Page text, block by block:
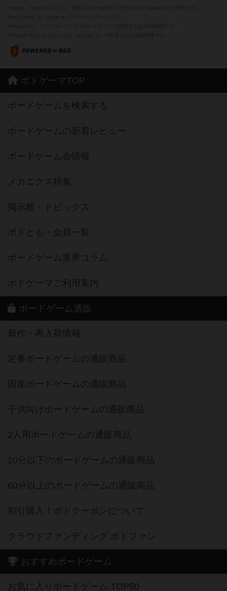
ボドゲーマTOP
ボードゲームを検索する
ボードゲームの新着レビュー
ボードゲーム会情報
メカニクス特集
掲示板・トピックス
ボドとも・会員一覧
ボードゲーム業界コラム
ボドゲーマご利用案内
ボードゲーム通販
新作・再入荷情報
定番ボードゲームの通販商品
国産ボードゲームの通販商品
子供向けボードゲームの通販商品
2人用ボードゲームの通販商品
20分以下のボードゲームの通販商品
60分以上のボードゲームの通販商品
割引購入！ボドクーポンについて
クラウドファンディング ボドファン
おすすめボードゲーム
お気に入りボードゲーム TOP50